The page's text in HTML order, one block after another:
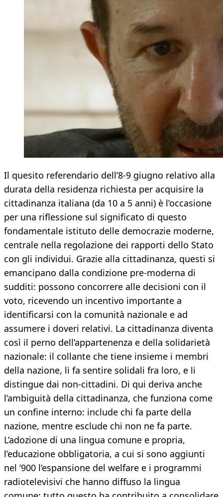
Il quesito referendario dell’8-9 giugno relativo alla
durata della residenza richiesta per acquisire la
cittadinanza italiana (da 10 a 5 anni) è l’occasione
per una riflessione sul significato di questo
fondamentale istituto delle democrazie moderne,
centrale nella regolazione dei rapporti dello Stato
con gli individui. Grazie alla cittadinanza, questi si
emancipano dalla condizione pre-moderna di
sudditi: possono concorrere alle decisioni con il
voto, ricevendo un incentivo importante a
identificarsi con la comunità nazionale e ad
assumere i doveri relativi. La cittadinanza diventa
così il perno dell’appartenenza e della solidarietà
nazionale: il collante che tiene insieme i membri
della nazione, li fa sentire solidali fra loro, e li
distingue dai non-cittadini. Di qui deriva anche
l’ambiguità della cittadinanza, che funziona come
un confine interno: include chi fa parte della
nazione, mentre esclude chi non ne fa parte.
L’adozione di una lingua comune e propria,
l’educazione obbligatoria, a cui si sono aggiunti
nel ’900 l’espansione del welfare e i programmi
radiotelevisivi che hanno diffuso la lingua